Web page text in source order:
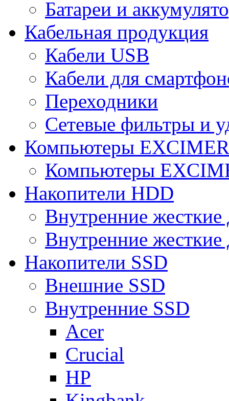
Батареи и
Кабельная продукция
Кабели USB
Кабели для
Переходники
Сетевые фильтры и
Компьютеры
Компьютеры
Накопители HDD
Внутренние
Внутренние
Накопители SSD
Внешние SSD
Внутренние SSD
Acer
Crucial
HP